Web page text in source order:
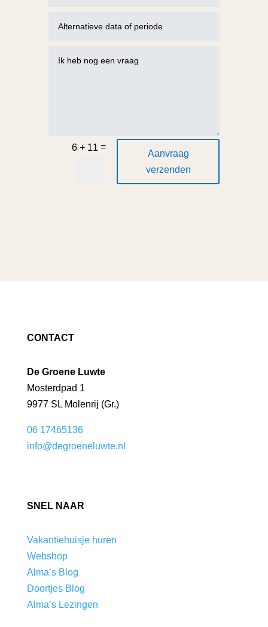
6 + 11 =
Aanvraag
verzenden
CONTACT
De Groene Luwte
Mosterdpad 1
9977 SL Molenrij (Gr.)
06 17465136
info@degroeneluwte.nl
SNEL NAAR
Vakantiehuisje huren
Webshop
Alma’s Blog
Doortjes Blog
Alma’s Lezingen